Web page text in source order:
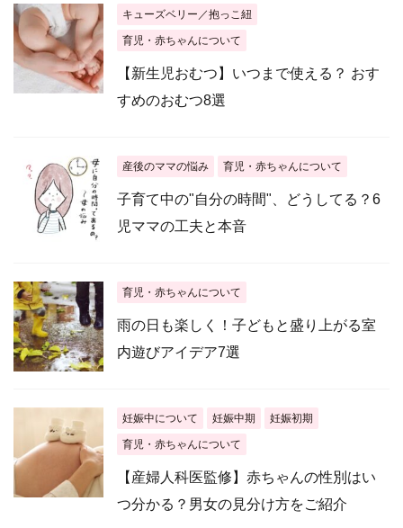
キューズベリー／抱っこ紐
育児・赤ちゃんについて
【新生児おむつ】いつまで使える？ おす
すめのおむつ8選
産後のママの悩み 育児・赤ちゃんについて
子育て中の"自分の時間"、どうしてる？6
児ママの工夫と本音
育児・赤ちゃんについて
雨の日も楽しく！子どもと盛り上がる室
内遊びアイデア7選
妊娠中について 妊娠中期 妊娠初期
育児・赤ちゃんについて
【産婦人科医監修】赤ちゃんの性別はい
つ分かる？男女の見分け方をご紹介